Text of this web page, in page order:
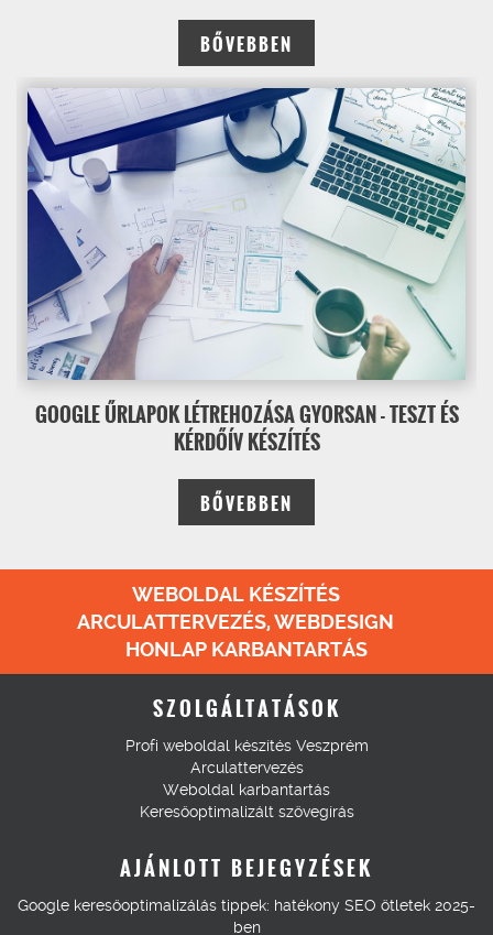
BŐVEBBEN
GOOGLE ŰRLAPOK LÉTREHOZÁSA GYORSAN - TESZT ÉS
KÉRDŐÍV KÉSZÍTÉS
BŐVEBBEN
WEBOLDAL KÉSZÍTÉS
ARCULATTERVEZÉS, WEBDESIGN
HONLAP KARBANTARTÁS
SZOLGÁLTATÁSOK
Profi weboldal készítés Veszprém
Arculattervezés
Weboldal karbantartás
Keresőoptimalizált szövegírás
AJÁNLOTT BEJEGYZÉSEK
Google keresőoptimalizálás tippek: hatékony SEO ötletek 2025-
ben